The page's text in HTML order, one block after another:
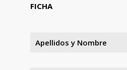
FICHA
Apellidos y Nombre